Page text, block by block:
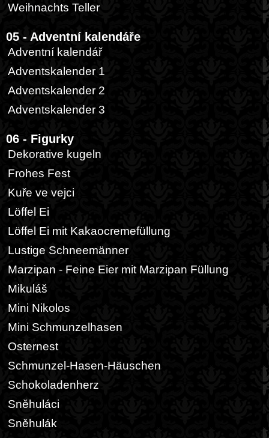
Weihnachts Teller
05 - Adventní kalendáře
Adventní kalendář
Adventskalender 1
Adventskalender 2
Adventskalender 3
06 - Figurky
Dekorative kugeln
Frohes Fest
Kuře ve vejci
Löffel Ei
Löffel Ei mit Kakaocremefüllung
Lustige Schneemänner
Marzipan - Feine Eier mit Marzipan Füllung
Mikuláš
Mini Nikolos
Mini Schmunzelhasen
Osternest
Schmunzel-Hasen-Häuschen
Schokoladenherz
Sněhuláci
Sněhulák